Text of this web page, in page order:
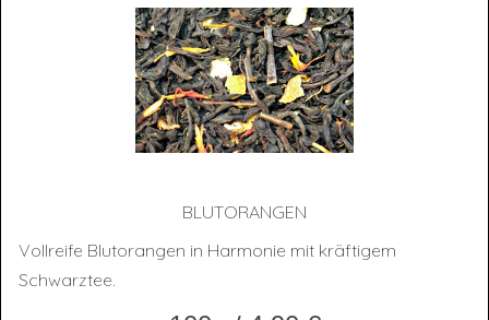
BLUT­ORAN­GEN
Vollreife Blutorangen in Harmonie mit kräftigem
Schwarztee.